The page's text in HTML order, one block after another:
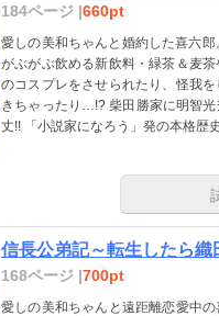
184ページ |660pt
愛しの美和ちゃんと婚約した喜六
がぶがぶ飲める新飲料・緑茶＆麦
のコスプレをさせられたり、怪我
きちゃったり…!? 柴田勝家に明智
丈!! 「小説家になろう」発の本格歴
信長公弟記～転生したら
168ページ |700pt
愛しの美和ちゃんと遠距離恋愛中